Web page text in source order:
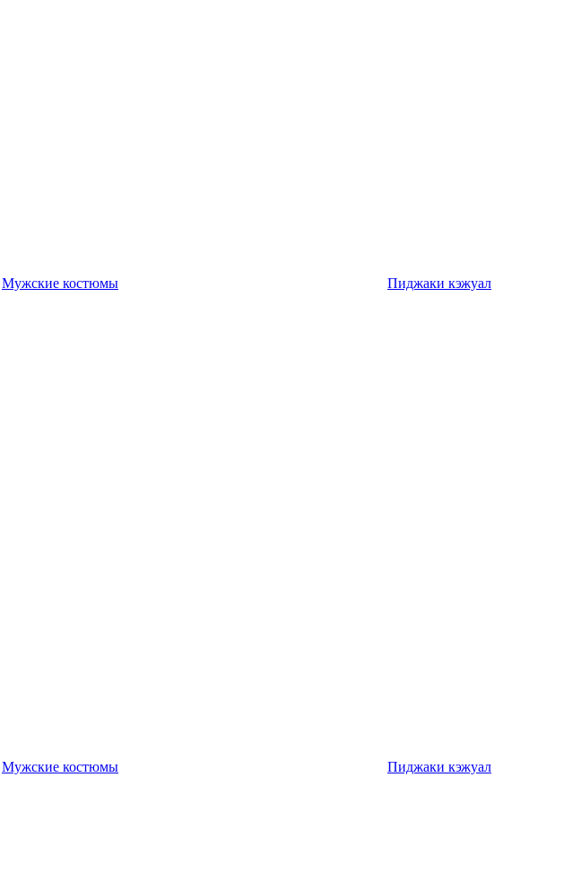
Мужские костюмы Пиджаки кэжуал
Мужские костюмы Пиджаки кэжуал